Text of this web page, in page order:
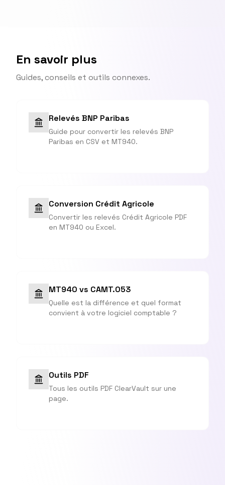
En savoir plus
Guides, conseils et outils connexes.
Relevés BNP Paribas
Guide pour convertir les relevés BNP
Paribas en CSV et MT940.
Conversion Crédit Agricole
Convertir les relevés Crédit Agricole PDF
en MT940 ou Excel.
MT940 vs CAMT.053
Quelle est la différence et quel format
convient à votre logiciel comptable ?
Outils PDF
Tous les outils PDF ClearVault sur une
page.